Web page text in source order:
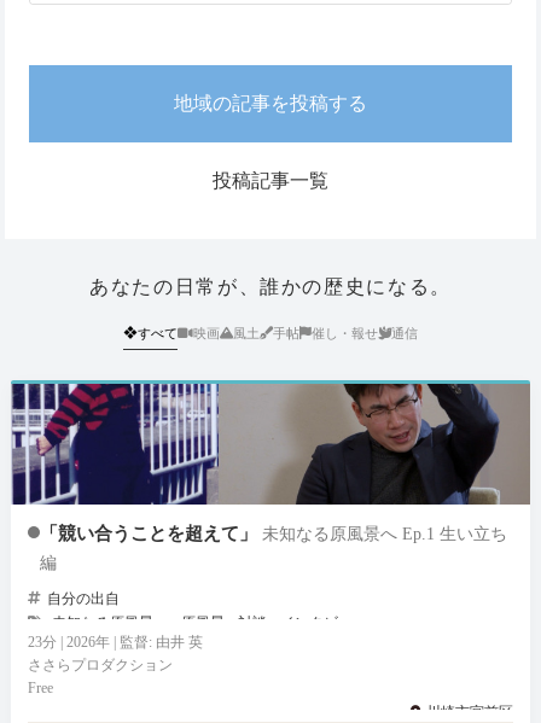
地域の記事を投稿する
投稿記事一覧
あなたの日常が、誰かの歴史になる。
❖すべて 映画 風土 手帖 催し・報せ 通信
「競い合うことを超えて」
未知なる原風景へ Ep.1 生い立ち
編
自分の出自
未知なる原風景へ
原風景 対談
インタビュー
23分 | 2026年 | 監督: 由井 英
ささらプロダクション
Free
川崎市宮前区